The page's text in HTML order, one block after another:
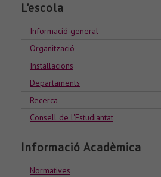
L'escola
Informació general
Organització
Installacions
Departaments
Recerca
Consell de l'Estudiantat
Informació Acadèmica
Normatives